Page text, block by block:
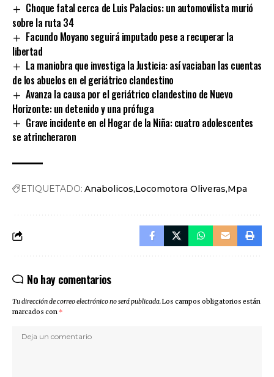
Choque fatal cerca de Luis Palacios: un automovilista murió
sobre la ruta 34
Facundo Moyano seguirá imputado pese a recuperar la
libertad
La maniobra que investiga la Justicia: así vaciaban las cuentas
de los abuelos en el geriátrico clandestino
Avanza la causa por el geriátrico clandestino de Nuevo
Horizonte: un detenido y una prófuga
Grave incidente en el Hogar de la Niña: cuatro adolescentes
se atrincheraron
ETIQUETADO: Anabolicos Locomotora Oliveras Mpa
No hay comentarios
Tu dirección de correo electrónico no será publicada.Los campos obligatorios están
marcados con *